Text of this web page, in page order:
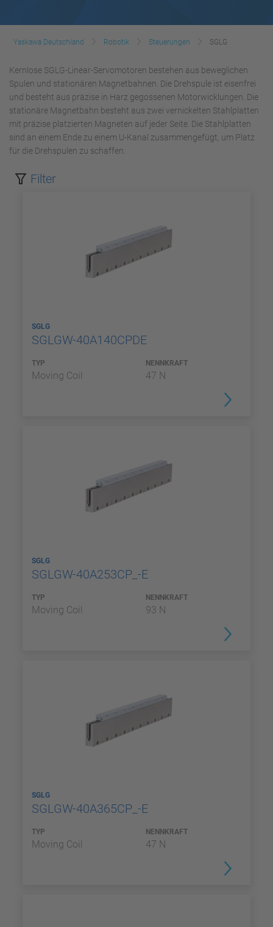
Yaskawa Deutschland Robotik Steuerungen SGLG
Kernlose SGLG-Linear-Servomotoren bestehen aus beweglichen
Spulen und stationären Magnetbahnen. Die Drehspule ist eisenfrei
und besteht aus präzise in Harz gegossenen Motorwicklungen. Die
stationäre Magnetbahn besteht aus zwei vernickelten Stahlplatten
mit präzise platzierten Magneten auf jeder Seite. Die Stahlplatten
sind an einem Ende zu einem U-Kanal zusammengefügt, um Platz
für die Drehspulen zu schaffen.
Filter
SGLG
SGLGW-40A140CPDE
TYP
Moving Coil
NENNKRAFT
47 N
SGLG
SGLGW-40A253CP_-E
TYP
Moving Coil
NENNKRAFT
93 N
SGLG
SGLGW-40A365CP_-E
TYP
Moving Coil
NENNKRAFT
47 N